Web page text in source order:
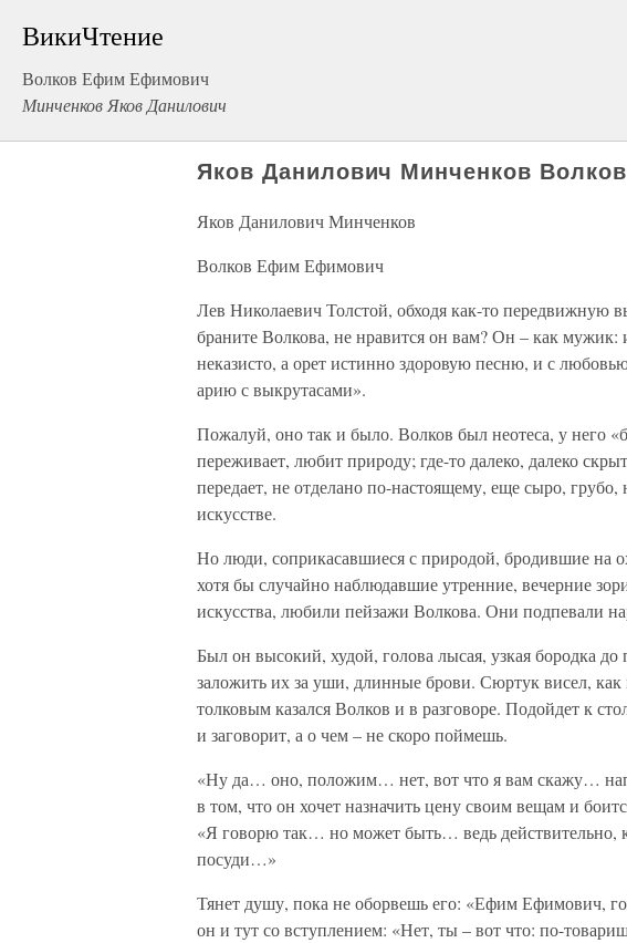
ВикиЧтение
Волков Ефим Ефимович
Минченков Яков Данилович
Яков Данилович Минченков
Яков Данилович Минченков
Волков Ефим Ефимович
Лев Николаевич Толстой, обходя как-то передвижную
браните Волкова, не нравится он вам? Он – как мужик:
неказисто, а орет истинно здоровую песню, и с
арию с выкрутасами».
Пожалуй, оно так и было. Волков был неотеса, у него
переживает, любит природу; где-то далеко, далеко
передает, не отделано по-настоящему, еще сыро,
искусстве.
Но люди, соприкасавшиеся с природой, бродившие на
хотя бы случайно наблюдавшие утренние, вечерние
искусства, любили пейзажи Волкова. Они подпевали
Был он высокий, худой, голова лысая, узкая бородка
заложить их за уши, длинные брови. Сюртук висел,
толковым казался Волков и в разговоре. Подойдет к
и заговорит, а о чем – не скоро поймешь.
«Ну да… оно, положим… нет, вот что я вам скажу…
в том, что он хочет назначить цену своим вещам и
«Я говорю так… но может быть… ведь действительно,
посуди…»
Тянет душу, пока не оборвешь его: «Ефим Ефимович,
он и тут со вступлением: «Нет, ты – вот что: по-